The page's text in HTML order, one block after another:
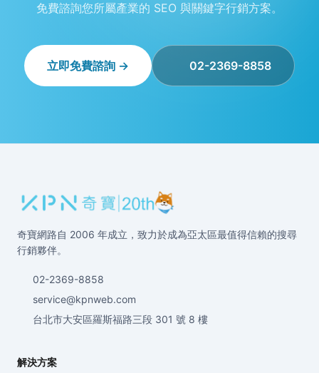
免費諮詢您所屬產業的 SEO 與關鍵字行銷方案。
立即免費諮詢 → 02-2369-8858
奇寶網路自 2006 年成立，致力於成為亞太區最值得信賴的搜尋
行銷夥伴。
02-2369-8858
service@kpnweb.com
台北市大安區羅斯福路三段 301 號 8 樓
解決方案